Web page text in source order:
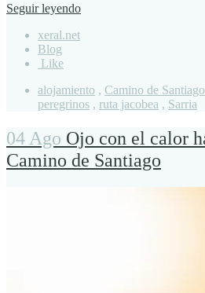
Seguir leyendo
xeral.net
Blog
Like
alojamiento , Camino de Santiago
peregrinos , ruta jacobea , Sarria
04 Ago Ojo con el calor
Camino de Santiago